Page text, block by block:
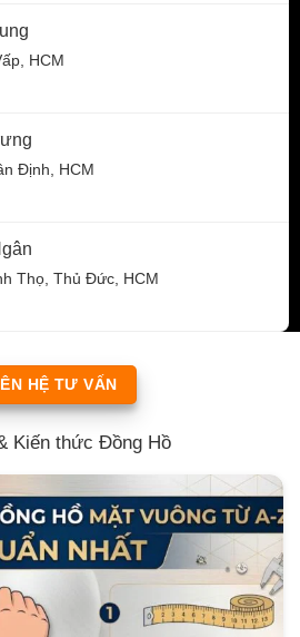
HCM
Định, HCM
Thọ, Thủ Đức, HCM
HỆ TƯ VẤN
Kiến thức Đồng Hồ